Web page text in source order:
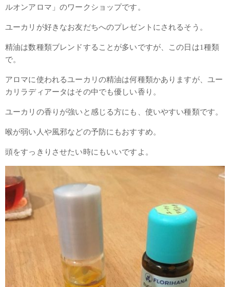
ルオンアロマ」のワークショップです。
ユーカリが好きなお友だちへのプレゼントにされるそう。
精油は数種類ブレンドすることが多いですが、この日は1種類
で。
アロマに使われるユーカリの精油は何種類かありますが、ユー
カリラディアータはその中でも優しい香り。
ユーカリの香りが強いと感じる方にも、使いやすい種類です。
喉が弱い人や風邪などの予防にもおすすめ。
頭をすっきりさせたい時にもいいですよ。